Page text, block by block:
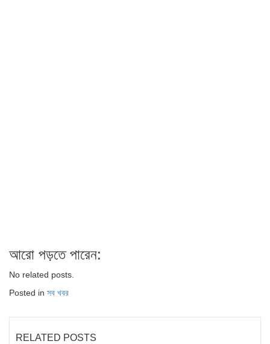
আরো পড়তে পারেন:
No related posts.
Posted in সব খবর
RELATED POSTS